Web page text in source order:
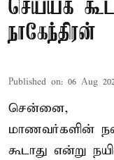
செய்யக்
நாகேந்திரன்
Published on: 06 Aug
சென்னை,
மாணவர்களின்
கூடாது என்று